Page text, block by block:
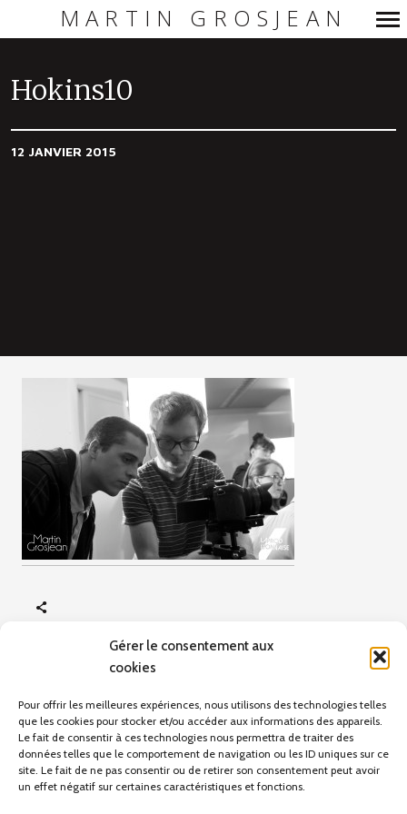
Gérer le consentement aux
cookies
Pour offrir les meilleures expériences, nous utilisons des technologies telles
que les cookies pour stocker et/ou accéder aux informations des appareils.
Le fait de consentir à ces technologies nous permettra de traiter des
données telles que le comportement de navigation ou les ID uniques sur ce
site. Le fait de ne pas consentir ou de retirer son consentement peut avoir
un effet négatif sur certaines caractéristiques et fonctions.
MARTIN GROSJEAN
Hokins10
12 JANVIER 2015
Hokins
Pas d'articles pour le moment.